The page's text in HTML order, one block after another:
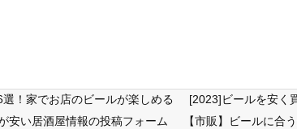
！家でお店のビールが楽しめる
[2023]ビールを安く
安い居酒屋情報の投稿フォーム
【市販】ビールに合